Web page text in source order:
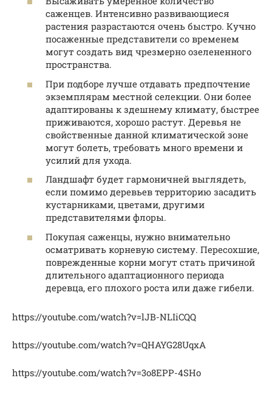
саженцев. Интенсивно развивающиеся
растения разрастаются очень быстро. Кучно
посаженные представители со временем
могут создать вид чрезмерно озелененного
пространства.
При подборе лучше отдавать предпочтение
экземплярам местной селекции. Они более
адаптированы к здешнему климату, быстрее
приживаются, хорошо растут. Деревья не
свойственные данной климатической зоне
могут болеть, требовать много времени и
усилий для ухода.
Ландшафт будет гармоничней выглядеть,
если помимо деревьев территорию засадить
кустарниками, цветами, другими
представителями флоры.
Покупая саженцы, нужно внимательно
осматривать корневую систему. Пересохшие,
поврежденные корни могут стать причиной
длительного адаптационного периода
деревца, его плохого роста или даже гибели.
https://youtube.com/watch?v=lJB-NLIiCQQ
https://youtube.com/watch?v=QHAYG28UqxA
https://youtube.com/watch?v=3o8EPP-4SHo